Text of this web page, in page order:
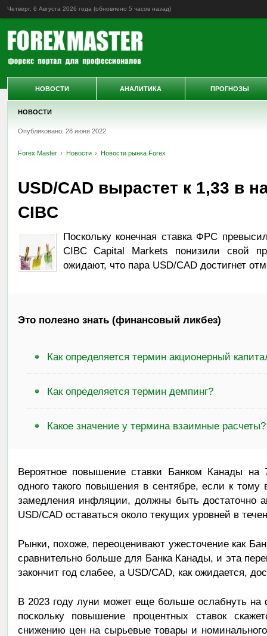
Четверг, 6 Августа 2026 года (обновлено 5 часов назад)
НОВОСТИ
Опубликовано: 28 июня 2022
Forex Master Новости Новости рынка Forex
USD/CAD вырастет к 1,33 в
CIBC
Поскольку конечная ставка ФРС
CIBC Capital Markets понизили свой
ожидают, что пара USD/CAD достигнет
Это полезно знать (финансовый ликбез)
Как определяется термин акционерный
Как определяется термин демпинг?
Какое значение у термина взаимные расчеты?
Вероятное повышение ставки Банком Канады
одного такого повышения в сентябре, если к
замедления инфляции, должны быть достаточно
USD/CAD оставаться около текущих уровней в
Рынки, похоже, переоценивают ужесточение как
сравнительно больше для Банка Канады, и эта
закончит год слабее, а USD/CAD, как ожидается,
В 2023 году луни может еще больше ослабнуть на
поскольку повышение процентных ставок
снижению цен на сырьевые товары и номинального
НОВОСТИ АНАЛИТИКА ПРОГНОЗЫ